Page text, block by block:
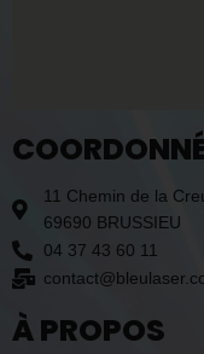
11 Chemin de la
69690 BRUSSIEU
04 37 43 60 11
À PROPOS